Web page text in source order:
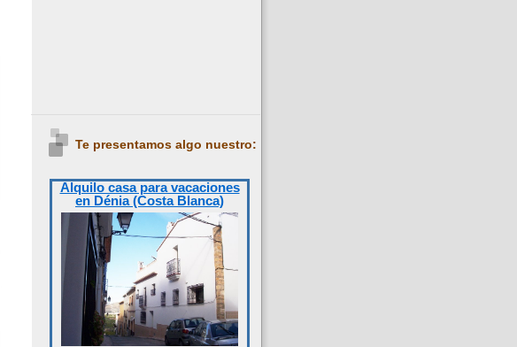
Te presentamos algo nuestro:
Alquilo casa para vacaciones
en Dénia (Costa Blanca)